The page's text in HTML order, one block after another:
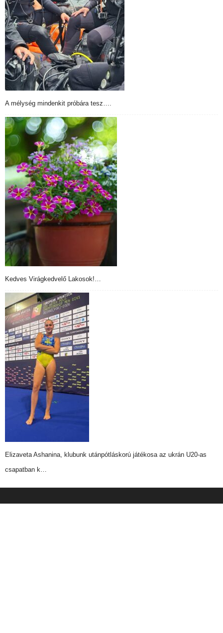
A mélység mindenkit próbára tesz….
Kedves Virágkedvelő Lakosok!…
Elizaveta Ashanina, klubunk utánpótláskorú játékosa az ukrán U20-as
csapatban k…